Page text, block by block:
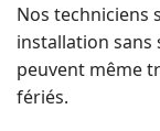
Nos techniciens
installation sans
peuvent même
fériés.